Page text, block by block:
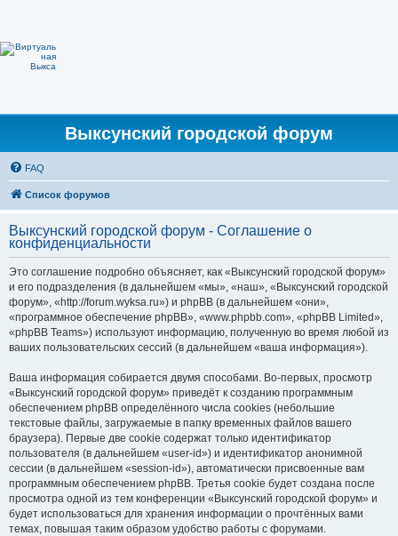
Выксунский городской форум
FAQ
Список форумов
Выксунский городской форум - Соглашение о
конфиденциальности
Это соглашение подробно объясняет, как «Выксунский городской форум»
и его подразделения (в дальнейшем «мы», «наш», «Выксунский городской
форум», «http://forum.wyksa.ru») и phpBB (в дальнейшем «они»,
«программное обеспечение phpBB», «www.phpbb.com», «phpBB Limited»,
«phpBB Teams») используют информацию, полученную во время любой из
ваших пользовательских сессий (в дальнейшем «ваша информация»).
Ваша информация собирается двумя способами. Во-первых, просмотр
«Выксунский городской форум» приведёт к созданию программным
обеспечением phpBB определённого числа cookies (небольшие
текстовые файлы, загружаемые в папку временных файлов вашего
браузера). Первые две cookie содержат только идентификатор
пользователя (в дальнейшем «user-id») и идентификатор анонимной
сессии (в дальнейшем «session-id»), автоматически присвоенные вам
программным обеспечением phpBB. Третья cookie будет создана после
просмотра одной из тем конференции «Выксунский городской форум» и
будет использоваться для хранения информации о прочтённых вами
темах, повышая таким образом удобство работы с форумами.